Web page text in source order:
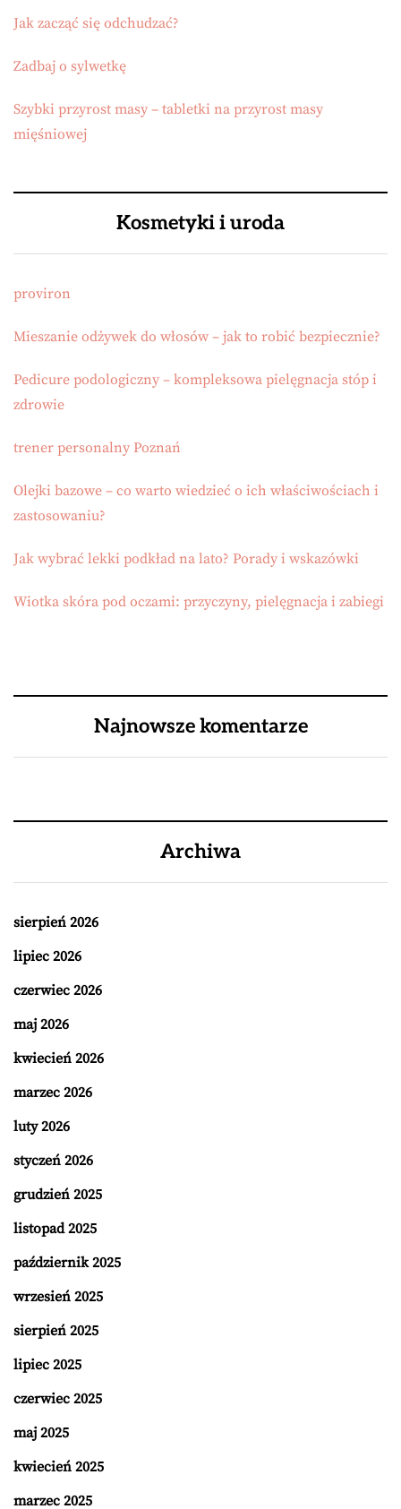
Jak zacząć się odchudzać?
Zadbaj o sylwetkę
Szybki przyrost masy – tabletki na przyrost masy
mięśniowej
Kosmetyki i uroda
proviron
Mieszanie odżywek do włosów – jak to robić bezpiecznie?
Pedicure podologiczny – kompleksowa pielęgnacja stóp i
zdrowie
trener personalny Poznań
Olejki bazowe – co warto wiedzieć o ich właściwościach i
zastosowaniu?
Jak wybrać lekki podkład na lato? Porady i wskazówki
Wiotka skóra pod oczami: przyczyny, pielęgnacja i zabiegi
Najnowsze komentarze
Archiwa
sierpień 2026
lipiec 2026
czerwiec 2026
maj 2026
kwiecień 2026
marzec 2026
luty 2026
styczeń 2026
grudzień 2025
listopad 2025
październik 2025
wrzesień 2025
sierpień 2025
lipiec 2025
czerwiec 2025
maj 2025
kwiecień 2025
marzec 2025